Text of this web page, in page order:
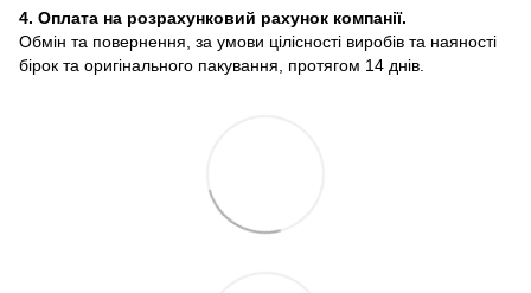
4. Оплата на розрахунковий рахунок компанії.
Обмін та повернення, за умови цілісності виробів та наяності
бірок та оригінального пакування, протягом 14 днів.